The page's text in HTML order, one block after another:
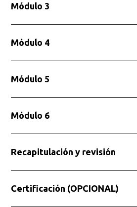
Módulo 3
Módulo 4
Módulo 5
Módulo 6
Recapitulación y revisión
Certificación (OPCIONAL)